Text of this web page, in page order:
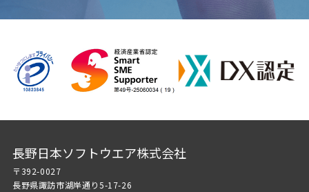
長野日本ソフトウエア株式会社
〒392-0027
長野県諏訪市湖岸通り5-17-26